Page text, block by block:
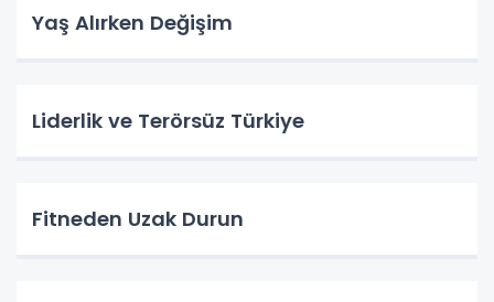
Yaş Alırken Değişim
Liderlik ve Terörsüz Türkiye
Fitneden Uzak Durun